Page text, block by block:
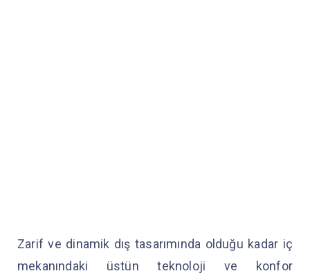
Zarif ve dinamik dış tasarımında olduğu kadar iç
mekanındaki üstün teknoloji ve konfor